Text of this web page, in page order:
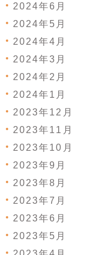
2024年6月
2024年5月
2024年4月
2024年3月
2024年2月
2024年1月
2023年12月
2023年11月
2023年10月
2023年9月
2023年8月
2023年7月
2023年6月
2023年5月